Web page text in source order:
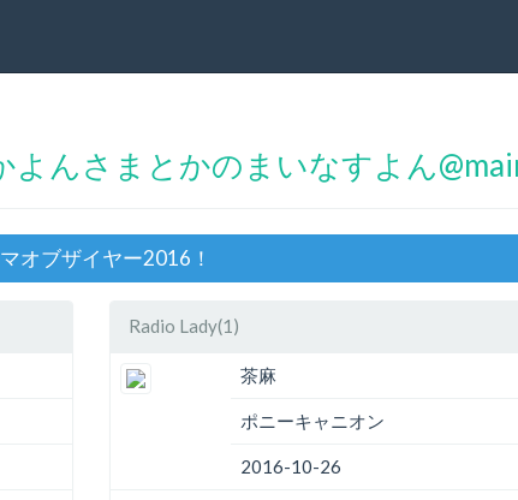
んさまとかのまいなすよん
オブザイヤー2016！
Radio Lady(1)
茶麻
ポニーキャニオン
2016-10-26